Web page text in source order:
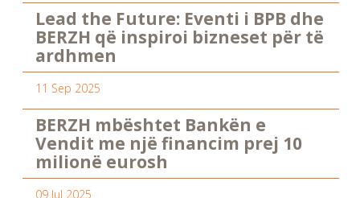
Lead the Future: Eventi i BPB dhe
BERZH që inspiroi bizneset për të
ardhmen
11 Sep 2025
BERZH mbështet Bankën e
Vendit me një financim prej 10
milionë eurosh
09 Jul 2025